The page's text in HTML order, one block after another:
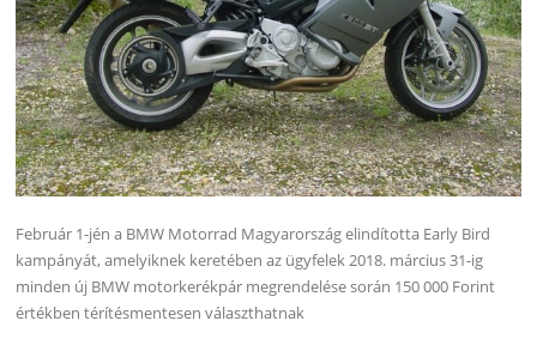
Február 1-jén a BMW Motorrad Magyarország elindította Early Bird
kampányát, amelyiknek keretében az ügyfelek 2018. március 31-ig
minden új BMW motorkerékpár megrendelése során 150 000 Forint
értékben térítésmentesen választhatnak